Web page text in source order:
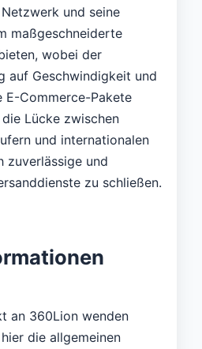
und seine
maßgeschneiderte
wobei der
auf Geschwindigkeit und
Commerce-Pakete
Lücke zwischen
und internationalen
zuverlässige und
zu schließen.
an 360Lion wenden
die allgemeinen